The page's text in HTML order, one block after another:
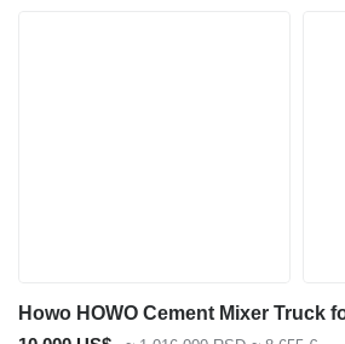
Howo HOWO Cement Mixer Truck